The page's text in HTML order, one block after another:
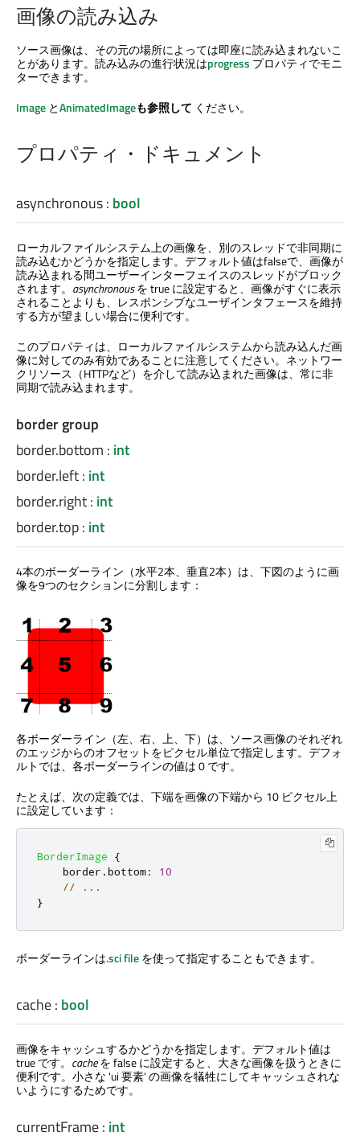
画像の読み込み
ソース画像は、その元の場所によっては即座に読み込まれないこ
とがあります。読み込みの進行状況はprogress プロパティでモニ
ターできます。
Image とAnimatedImageも参照して ください。
プロパティ・ドキュメント
asynchronous: bool
ローカルファイルシステム上の画像を、別のスレッドで非同期に
読み込むかどうかを指定します。デフォルト値はfalseで、画像が
読み込まれる間ユーザーインターフェイスのスレッドがブロック
されます。 asynchronousを true に設定すると、画像がすぐに表示
されることよりも、レスポンシブなユーザインタフェースを維持
する方が望ましい場合に便利です。
このプロパティは、ローカルファイルシステムから読み込んだ画
像に対してのみ有効であることに注意してください。ネットワー
クリソース（HTTPなど）を介して読み込まれた画像は、常に非
同期で読み込まれます。
border group
border.bottom : int
border.left: int
border.right: int
border.top: int
4本のボーダーライン（水平2本、垂直2本）は、下図のように画
像を9つのセクションに分割します：
各ボーダーライン（左、右、上、下）は、ソース画像のそれぞれ
のエッジからのオフセットをピクセル単位で指定します。デフォ
ルトでは、各ボーダーラインの値は 0 です。
たとえば、次の定義では、下端を画像の下端から 10 ピクセル上
に設定しています：
BorderImage
{
border . bottom:
10
// ...
}
ボーダーラインは.sci fileを使って指定することもできます。
cache: bool
画像をキャッシュするかどうかを指定します。デフォルト値は
true です。 cacheを false に設定すると、大きな画像を扱うときに
便利です。小さな 'ui 要素' の画像を犠牲にしてキャッシュされな
いようにするためです。
currentFrame: int